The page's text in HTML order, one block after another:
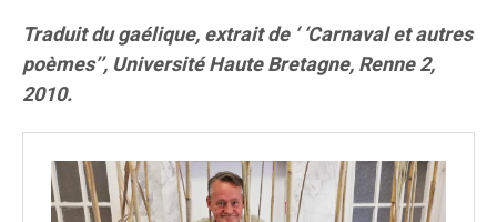
Traduit du gaélique, extrait de ‘ ‘Carnaval et autres
poèmes’’, Université Haute Bretagne, Renne 2,
2010.